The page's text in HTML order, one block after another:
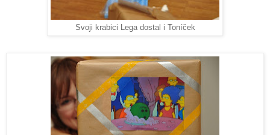
Svoji krabici Lega dostal i Toníček